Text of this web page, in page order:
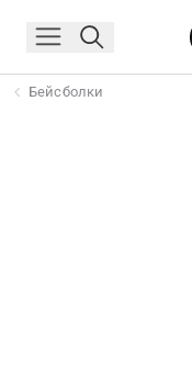
Бейсболки